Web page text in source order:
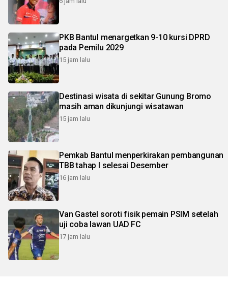
PKB Bantul menargetkan 9-10 kursi DPRD
pada Pemilu 2029
15 jam lalu
Destinasi wisata di sekitar Gunung Bromo
masih aman dikunjungi wisatawan
15 jam lalu
Pemkab Bantul menperkirakan pembangunan
TBB tahap I selesai Desember
16 jam lalu
Van Gastel soroti fisik pemain PSIM setelah
uji coba lawan UAD FC
17 jam lalu